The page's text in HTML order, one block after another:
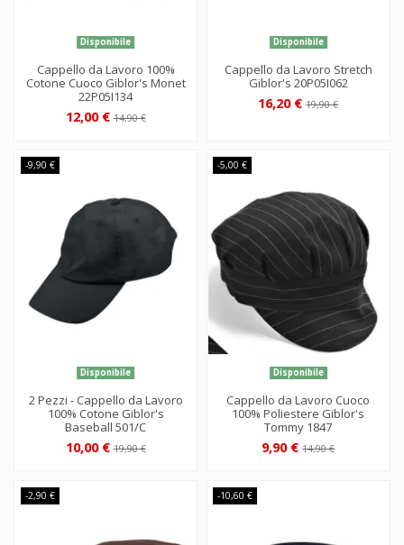
Disponibile
Cappello da Lavoro 100%
Cotone Cuoco Giblor's Monet
22P05I134
12,00 €14,90 €
Disponibile
Cappello da Lavoro Stretch
Giblor's 20P05I062
16,20 €19,90 €
-9,90 €
Disponibile
2 Pezzi - Cappello da Lavoro
100% Cotone Giblor's
Baseball 501/C
10,00 €19,90 €
-5,00 €
Disponibile
Cappello da Lavoro Cuoco
100% Poliestere Giblor's
Tommy 1847
9,90 €14,90 €
-2,90 € -10,60 €